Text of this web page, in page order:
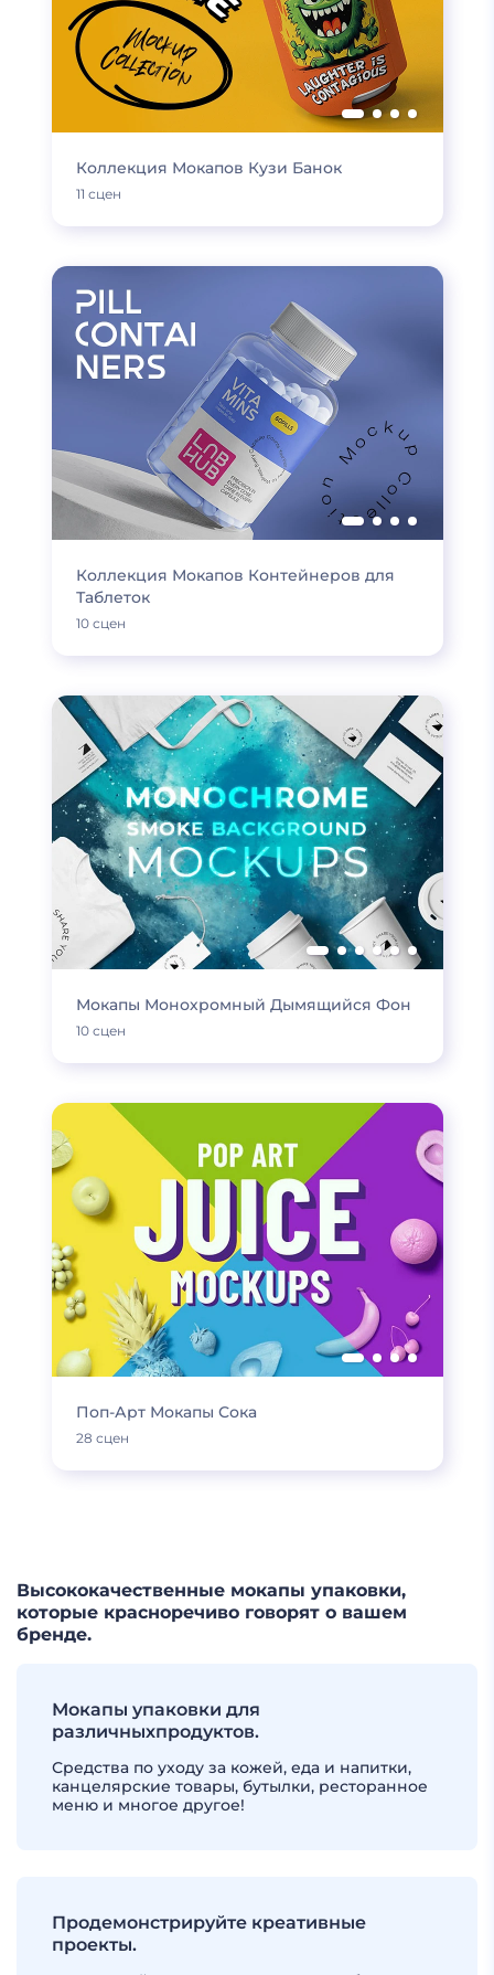
Коллекция Мокапов Кузи Банок
11 сцен
Коллекция Мокапов Контейнеров для
Таблеток
10 сцен
Мокапы Монохромный Дымящийся Фон
10 сцен
Поп-Арт Мокапы Сока
28 сцен
Высококачественные мокапы упаковки,
которые красноречиво говорят о вашем
бренде.
Мокапы упаковки для
различныхпродуктов.
Средства по уходу за кожей, еда и напитки,
канцелярские товары, бутылки, ресторанное
меню и многое другое!
Продемонстрируйте креативные
проекты.